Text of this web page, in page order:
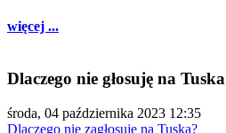
więcej ...
Dlaczego nie głosuję na Tuska
środa, 04 października 2023 12:35
Dlaczego nie zagłosuję na Tuska?